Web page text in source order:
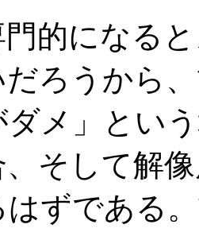
的になる
ろうから
ダメ」とい
、そして解
ずである